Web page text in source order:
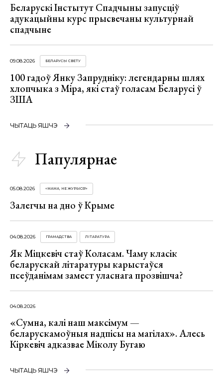
Беларускі Інстытут Спадчыны запусціў
адукацыйны курс прысвечаны культурнай
спадчыне
09.08.2026 БЕЛАРУСЫ СВЕТУ
100 гадоў Янку Запрудніку: легендарны шлях
хлопчыка з Міра, які стаў голасам Беларусі ў
ЗША
ЧЫТАЦЬ ЯШЧЭ
Папулярнае
05.08.2026 «МАМА, НЕ ЖУРЫСЯ!»
Залегчы на дно ў Крыме
04.08.2026 ГРАМАДСТВА ЛІТАРАТУРА
Як Міцкевіч стаў Коласам. Чаму класік
беларускай літаратуры карыстаўся
псеўданімам замест уласнага прозвішча?
04.08.2026
«Сумна, калі наш максімум —
беларускамоўныя надпісы на магілах». Алесь
Кіркевіч адказвае Міколу Бугаю
ЧЫТАЦЬ ЯШЧЭ